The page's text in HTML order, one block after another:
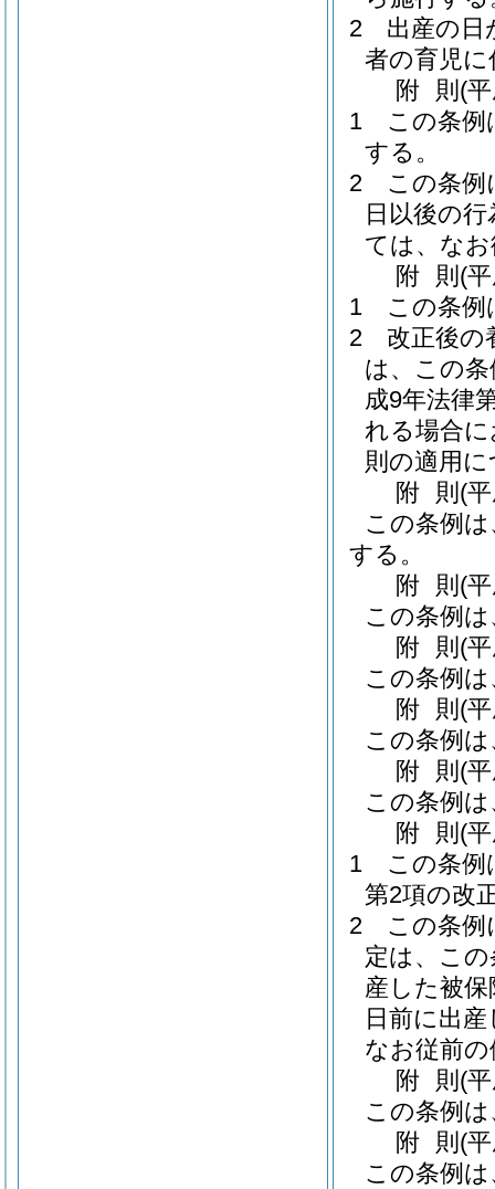
2
出産の日
者の育児
附 則 (
1
この条例
する。
2
この条例
日以後の
ては、な
附 則 (
1
この条例
2
改正後の
は、この
成9年法律
れる場合
則の適用
附 則 (
この条例
する。
附 則 (
この条例
附 則 (
この条例
附 則 (
この条例
附 則 (
この条例
附 則 (
1
この条例
第2項の改
2
この条例
定は、こ
産した被
日前に出
なお従前
附 則 (
この条例
附 則 (
この条例